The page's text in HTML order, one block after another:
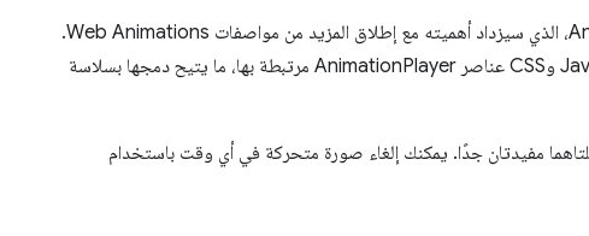
في الواقع عنصر AnimationPlayer، الذي سيزداد أهميته مع إطلاق المزيد من مواصفات Web Animations.
ستتضمّن كلّ من الصور المتحركة التي تم إنشاؤها باستخدام JavaScript وCSS عناصر AnimationPlayer مرتبطة بها، ما يتيح دمجها بسلاسة